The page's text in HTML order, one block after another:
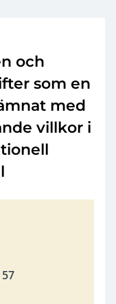
och
som en
med
villkor i